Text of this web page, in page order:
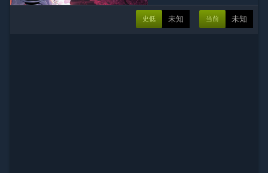
未知
当前
未知
史低